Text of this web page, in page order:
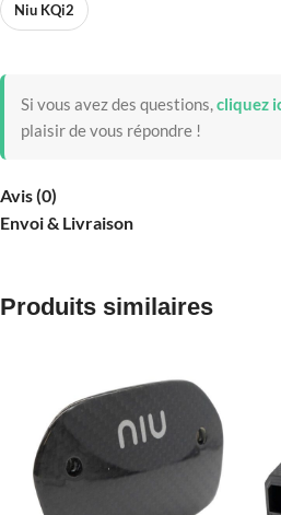
Niu KQi2
Si vous avez des questions,cliquez
plaisir de vous répondre !
Avis (0)
Envoi & Livraison
Produits similaires